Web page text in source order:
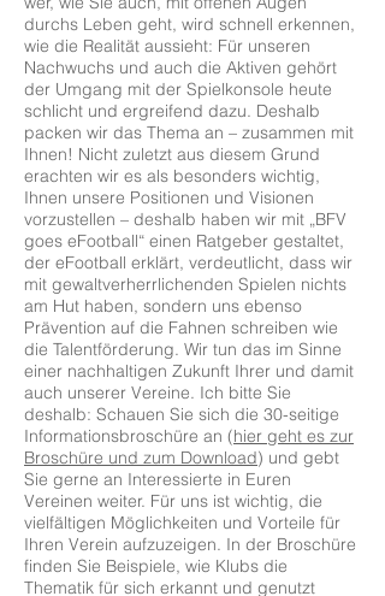
durchs Leben geht, wird schnell erkennen,
wie die Realität aussieht: Für unseren
Nachwuchs und auch die Aktiven gehört
der Umgang mit der Spielkonsole heute
schlicht und ergreifend dazu. Deshalb
packen wir das Thema an – zusammen mit
Ihnen! Nicht zuletzt aus diesem Grund
erachten wir es als besonders wichtig,
Ihnen unsere Positionen und Visionen
vorzustellen – deshalb haben wir mit „BFV
goes eFootball“ einen Ratgeber gestaltet,
der eFootball erklärt, verdeutlicht, dass wir
mit gewaltverherrlichenden Spielen nichts
am Hut haben, sondern uns ebenso
Prävention auf die Fahnen schreiben wie
die Talentförderung. Wir tun das im Sinne
einer nachhaltigen Zukunft Ihrer und damit
auch unserer Vereine. Ich bitte Sie
deshalb: Schauen Sie sich die 30-seitige
Informationsbroschüre an (hier geht es zur
Broschüre und zum Download) und gebt
Sie gerne an Interessierte in Euren
Vereinen weiter. Für uns ist wichtig, die
vielfältigen Möglichkeiten und Vorteile für
Ihren Verein aufzuzeigen. In der Broschüre
finden Sie Beispiele, wie Klubs die
Thematik für sich erkannt und genutzt